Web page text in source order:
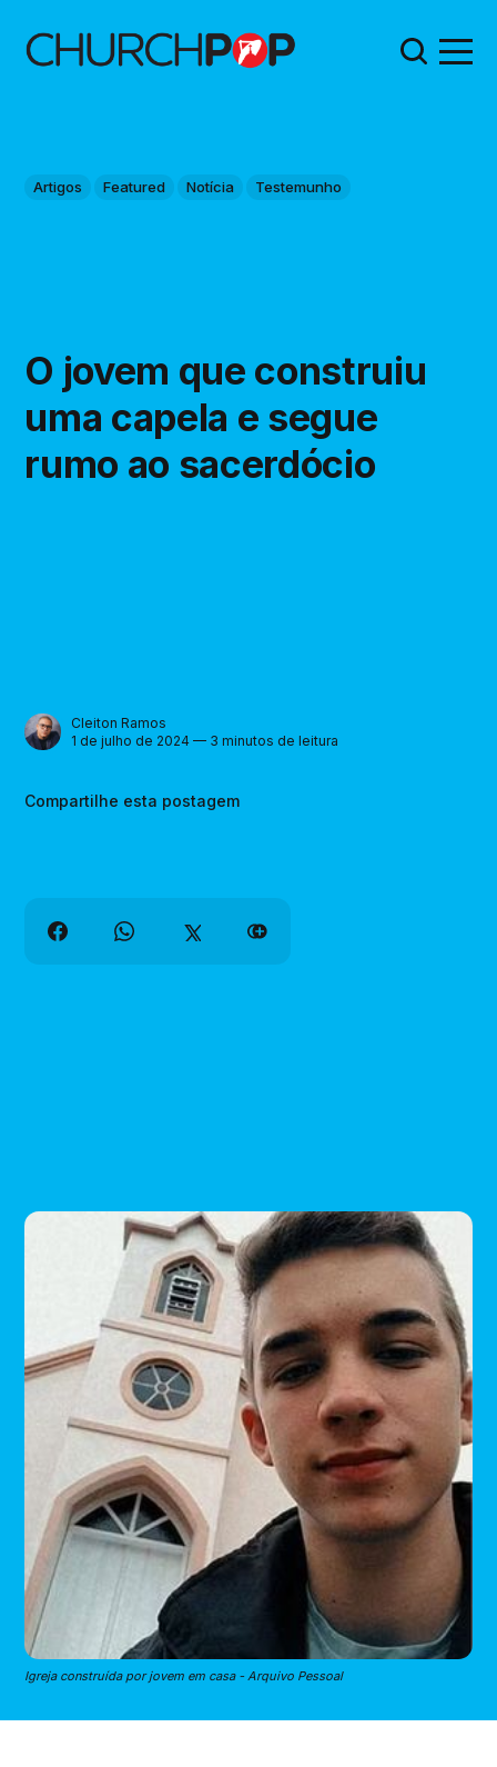
Artigos Featured Notícia Testemunho
O jovem que construiu
uma capela e segue
rumo ao sacerdócio
Cleiton Ramos
1 de julho de 2024 — 3 minutos de leitura
Compartilhe esta postagem
Igreja construída por jovem em casa - Arquivo Pessoal